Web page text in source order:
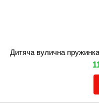
Дитяча вулична